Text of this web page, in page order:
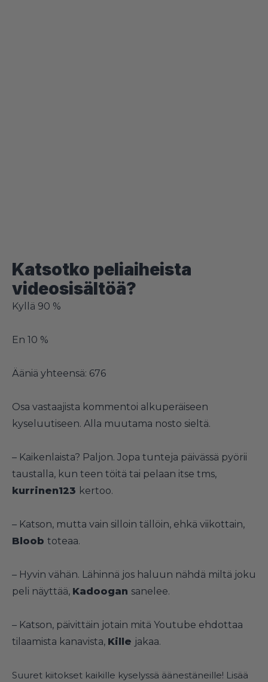
Katsotko peliaiheista
videosisältöä?
Kyllä 90 %
En 10 %
Ääniä yhteensä: 676
Osa vastaajista kommentoi alkuperäiseen
kyseluutiseen. Alla muutama nosto sieltä.
– Kaikenlaista? Paljon. Jopa tunteja päivässä pyörii
taustalla, kun teen töitä tai pelaan itse tms,
kurrinen123 kertoo.
– Katson, mutta vain silloin tällöin, ehkä viikottain,
Bloob toteaa.
– Hyvin vähän. Lähinnä jos haluun nähdä miltä joku
peli näyttää, Kadoogan sanelee.
– Katson, päivittäin jotain mitä Youtube ehdottaa
tilaamista kanavista, Kille jakaa.
Suuret kiitokset kaikille kyselyssä äänestäneille! Lisää